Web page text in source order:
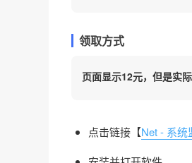
领取方式
页面显示12元，但是实
点击链接【Net - 系